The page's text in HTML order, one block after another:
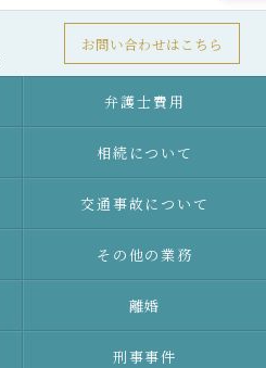
お問い合わせはこちら
弁護士費用
相続について
交通事故について
その他の業務
離婚
刑事事件